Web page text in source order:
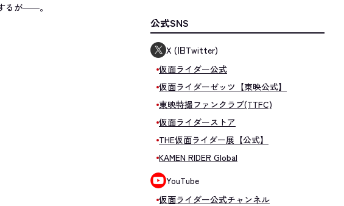
るが――。
公式SNS
X (旧Twitter)
仮面ライダー公式
仮面ライダーゼッツ【東映公式】
東映特撮ファンクラブ(TTFC)
仮面ライダーストア
THE仮面ライダー展【公式】
KAMEN RIDER Global
YouTube
仮面ライダー公式チャンネル